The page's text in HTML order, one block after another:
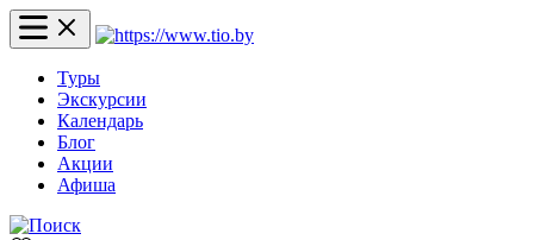
Туры
Экскурсии
Календарь
Блог
Акции
Афиша